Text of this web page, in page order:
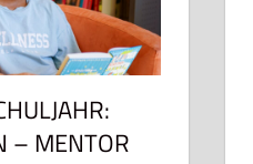
– MENTOR